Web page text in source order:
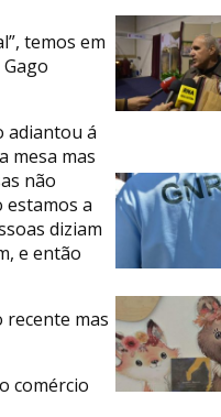
temos em
adiantou á
mesa mas
não
a
diziam
e então
mas
comércio